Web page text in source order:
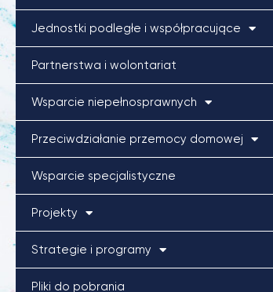
Jednostki podległe i współpracujące
Partnerstwa i wolontariat
Wsparcie niepełnosprawnych
Przeciwdziałanie przemocy domowej
Wsparcie specjalistyczne
Projekty
Strategie i programy
Pliki do pobrania